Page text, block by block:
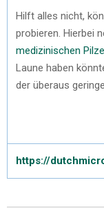
Hilft alles nicht,
probieren. Hierbei
medizinischen
Laune haben
der überaus
https://